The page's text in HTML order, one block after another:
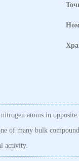
atoms in
of many bulk
activity.